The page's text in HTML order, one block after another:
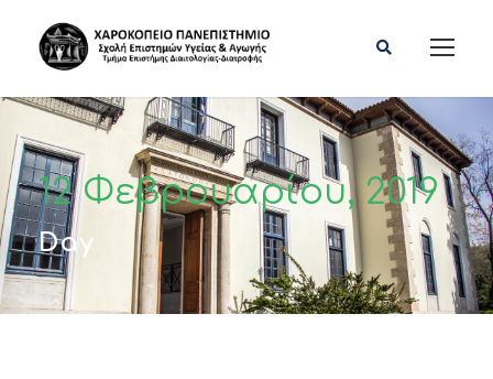
12 Φεβρουαρίου, 2019
Day